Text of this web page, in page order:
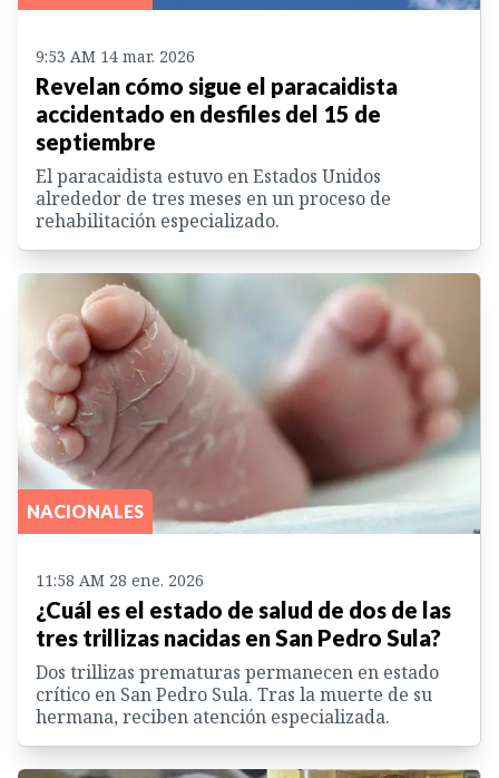
9:53 AM 14 mar. 2026
Revelan cómo sigue el paracaidista
accidentado en desfiles del 15 de
septiembre
El paracaidista estuvo en Estados Unidos
alrededor de tres meses en un proceso de
rehabilitación especializado.
NACIONALES
11:58 AM 28 ene. 2026
¿Cuál es el estado de salud de dos de las
tres trillizas nacidas en San Pedro Sula?
Dos trillizas prematuras permanecen en estado
crítico en San Pedro Sula. Tras la muerte de su
hermana, reciben atención especializada.